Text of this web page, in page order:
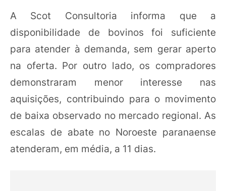
A Scot Consultoria informa que a
disponibilidade de bovinos foi suficiente
para atender à demanda, sem gerar aperto
na oferta. Por outro lado, os compradores
demonstraram menor interesse nas
aquisições, contribuindo para o movimento
de baixa observado no mercado regional. As
escalas de abate no Noroeste paranaense
atenderam, em média, a 11 dias.